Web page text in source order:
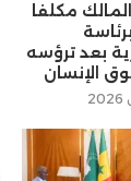
مكلفا
بعد ترؤسه
الإنسان